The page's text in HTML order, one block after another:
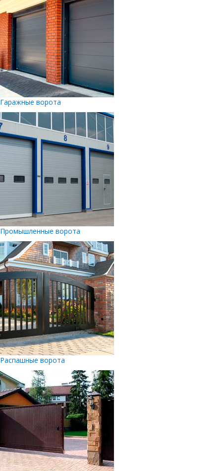
Гаражные ворота
Промышленные ворота
Распашные ворота